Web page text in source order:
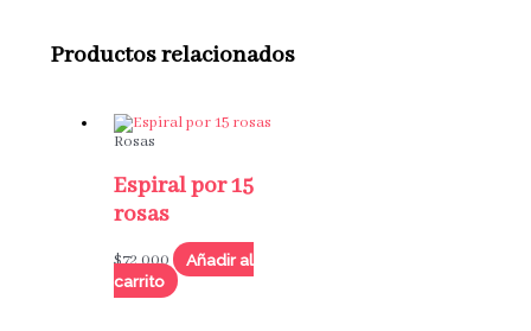
Productos relacionados
Rosas
Espiral por 15
rosas
$72,000
Añadir al
carrito